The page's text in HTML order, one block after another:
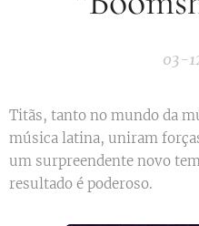
03-
Titãs, tanto no mundo da
música latina, uniram
um surpreendente novo
resultado é poderoso.